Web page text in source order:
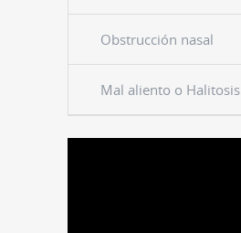
Obstrucción nasal
Mal aliento o Halitosis